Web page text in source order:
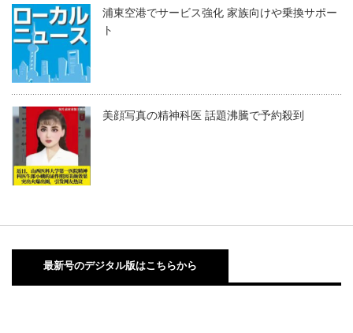
浦東空港でサービス強化 家族向けや乗換サポー
ト
美顔写真の精神科医 話題沸騰で予約殺到
最新号のデジタル版はこちらから